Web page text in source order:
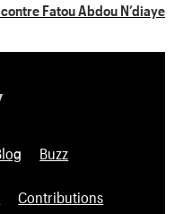
Fatou Abdou N’diaye
Buzz
Contributions